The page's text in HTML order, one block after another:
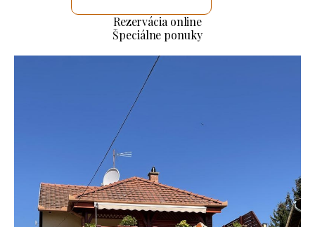
Rezervácia online
Špeciálne ponuky